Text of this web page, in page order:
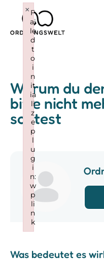
Warum du
bitte nicht
solltest
Was bedeutet es
F
ai
le
d
t
o
i
n
it
ia
li
z
e
p
l
u
g
i
n:
w
p
li
n
k
×
Failed to initialize